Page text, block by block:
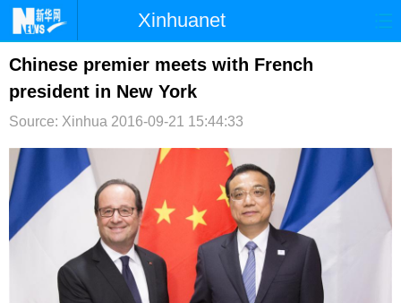
Xinhuanet
首页 时政 国际
台湾 财经
图片 视频
博客 微博
Chinese premier meets with French
president in New York
Source: Xinhua 2016-09-21 15:44:33